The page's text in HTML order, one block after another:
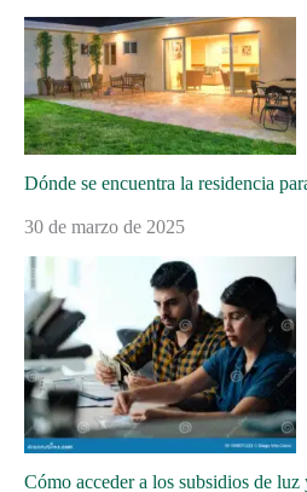
Dónde se encuentra la residencia
30 de marzo de 2025
Cómo acceder a los subsidios de luz